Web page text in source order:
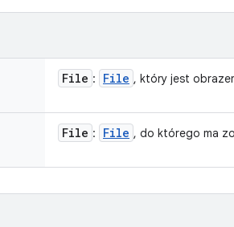
File : File , który jest
File : File , do którego ma